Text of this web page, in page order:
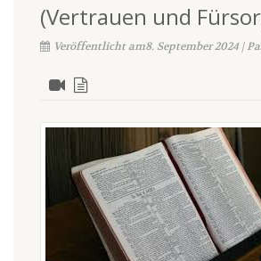
(Vertrauen und
Veröffentlicht am8. September 2024 |